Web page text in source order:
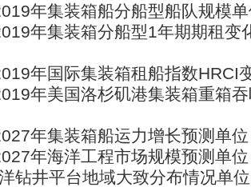
年集装箱船分船型船队规模
年集装箱分船型1年期期租变
年国际集装箱租船指数HRCI
年美国洛杉矶港集装箱重箱
年集装箱船运力增长预测单
年海洋工程市场规模预测单
钻井平台地域大致分布情况单